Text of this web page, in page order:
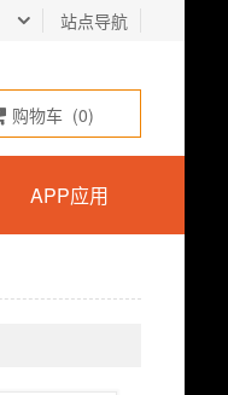
站点导航
购物车 (0)
APP应用